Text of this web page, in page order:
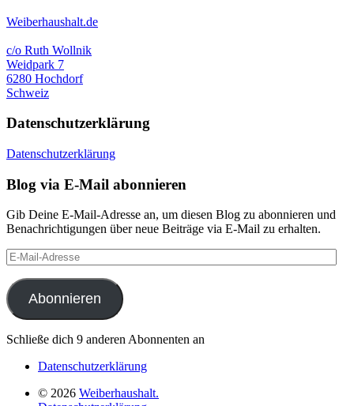
Weiberhaushalt.de
c/o Ruth Wollnik
Weidpark 7
6280 Hochdorf
Schweiz
Datenschutzerklärung
Datenschutzerklärung
Blog via E-Mail abonnieren
Gib Deine E-Mail-Adresse an, um diesen Blog zu abonnieren und
Benachrichtigungen über neue Beiträge via E-Mail zu erhalten.
E-
Mail-
Adresse
Abonnieren
Schließe dich 9 anderen Abonnenten an
Datenschutzerklärung
© 2026 Weiberhaushalt.